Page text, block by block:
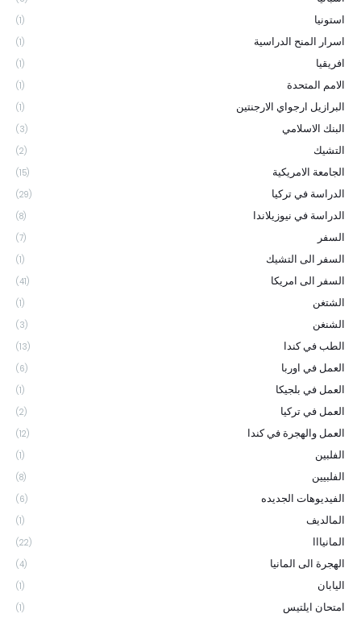
استونيا (1)
اسرار المنح الدراسية (1)
افريقيا (1)
الامم المتحدة (1)
البرازيل ارجواي الارجنتين (1)
البنك الاسلامي (3)
التشيك (2)
الجامعة الامريكية (15)
الدراسة في تركيا (29)
الدراسة في نيوزيلاندا (8)
السفر (7)
السفر الى التشيك (1)
السفر الى امريكا (41)
الشتغن (1)
الشنغن (3)
الطب في كندا (13)
العمل في اوربا (6)
العمل في بلجيكا (1)
العمل في تركيا (2)
العمل والهجرة في كندا (12)
الفلبين (1)
الفلبيين (8)
الفيديوهات الجديده (6)
المالديف (1)
المانيااا (22)
الهجرة الى المانيا (4)
اليابان (1)
امتحان ايلتيس (1)